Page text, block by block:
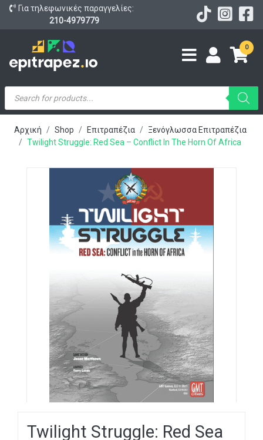
Για τηλεφωνικές παραγγελίες:
210-4979779
0
Products
search
Αρχική Shop Επιτραπέζια
Ξενόγλωσσα Επιτραπέζια
Twilight Struggle: Red Sea – Conflict In The Horn Of Africa
Twilight Struggle: Red Sea